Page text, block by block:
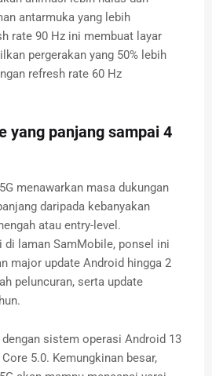
antarmuka yang lebih
rate 90 Hz ini membuat layar
pergerakan yang 50% lebih
refresh rate 60 Hz
yang panjang sampai 4
menawarkan masa dukungan
daripada kebanyakan
atau entry-level.
di laman SamMobile, ponsel ini
major update Android hingga 2
peluncuran, serta update
sistem operasi Android 13
5.0. Kemungkinan besar,